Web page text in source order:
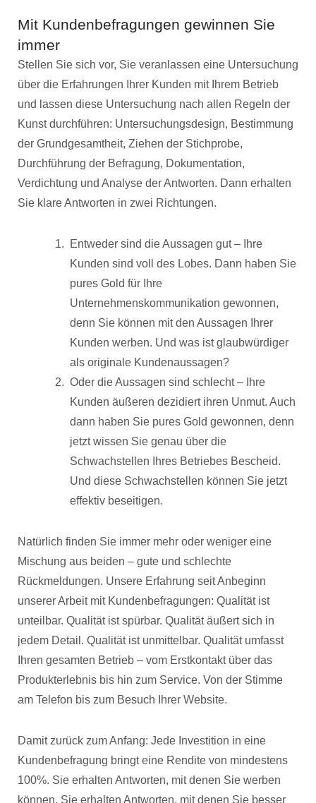
Mit Kundenbefragungen gewinnen Sie
immer
Stellen Sie sich vor, Sie veranlassen eine Untersuchung
über die Erfahrungen Ihrer Kunden mit Ihrem Betrieb
und lassen diese Untersuchung nach allen Regeln der
Kunst durchführen: Untersuchungsdesign, Bestimmung
der Grundgesamtheit, Ziehen der Stichprobe,
Durchführung der Befragung, Dokumentation,
Verdichtung und Analyse der Antworten. Dann erhalten
Sie klare Antworten in zwei Richtungen.
Entweder sind die Aussagen gut – Ihre
Kunden sind voll des Lobes. Dann haben Sie
pures Gold für Ihre
Unternehmenskommunikation gewonnen,
denn Sie können mit den Aussagen Ihrer
Kunden werben. Und was ist glaubwürdiger
als originale Kundenaussagen?
Oder die Aussagen sind schlecht – Ihre
Kunden äußeren dezidiert ihren Unmut. Auch
dann haben Sie pures Gold gewonnen, denn
jetzt wissen Sie genau über die
Schwachstellen Ihres Betriebes Bescheid.
Und diese Schwachstellen können Sie jetzt
effektiv beseitigen.
Natürlich finden Sie immer mehr oder weniger eine
Mischung aus beiden – gute und schlechte
Rückmeldungen. Unsere Erfahrung seit Anbeginn
unserer Arbeit mit Kundenbefragungen: Qualität ist
unteilbar. Qualität ist spürbar. Qualität äußert sich in
jedem Detail. Qualität ist unmittelbar. Qualität umfasst
Ihren gesamten Betrieb – vom Erstkontakt über das
Produkterlebnis bis hin zum Service. Von der Stimme
am Telefon bis zum Besuch Ihrer Website.
Damit zurück zum Anfang: Jede Investition in eine
Kundenbefragung bringt eine Rendite von mindestens
100%. Sie erhalten Antworten, mit denen Sie werben
können, Sie erhalten Antworten, mit denen Sie besser